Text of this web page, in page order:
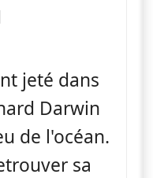
jeté dans
Darwin
de l'océan.
sa